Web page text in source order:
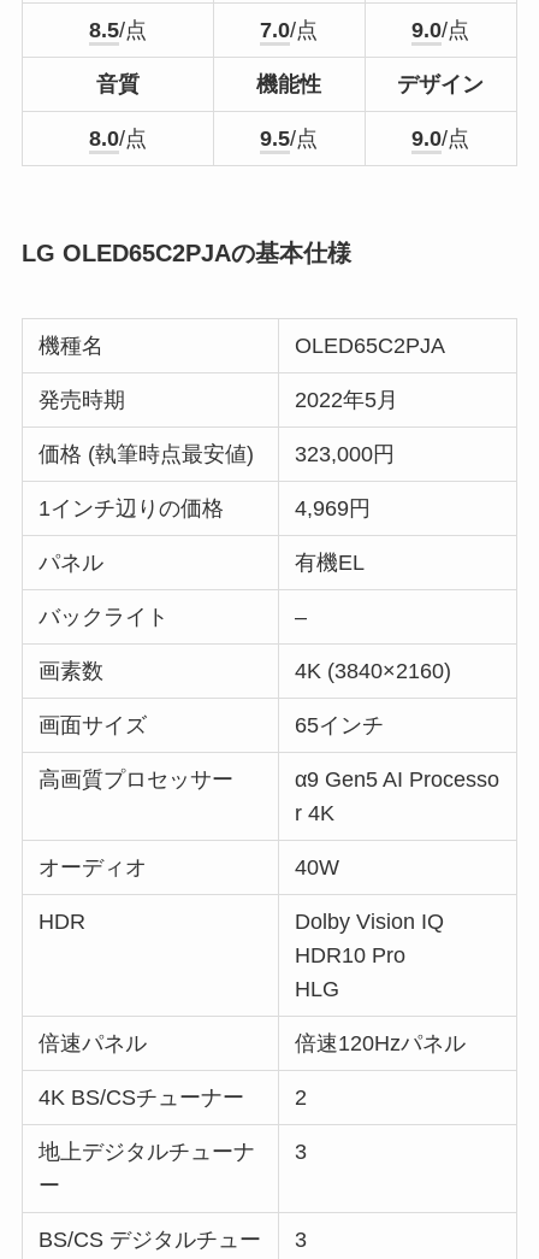
8.5/点 7.0/点 9.0/点
音質 機能性 デザイン
8.0/点 9.5/点 9.0/点
LG OLED65C2PJAの基本仕様
機種名 OLED65C2PJA
発売時期 2022年5月
価格 (執筆時点最安値) 323,000円
1インチ辺りの価格 4,969円
パネル 有機EL
バックライト –
画素数 4K (3840×2160)
画面サイズ 65インチ
高画質プロセッサー
α9 Gen5 AI Processo
r 4K
オーディオ 40W
HDR
Dolby Vision IQ
HDR10 Pro
HLG
倍速パネル 倍速120Hzパネル
4K BS/CSチューナー 2
地上デジタルチューナ
ー
3
BS/CS デジタルチュー
3